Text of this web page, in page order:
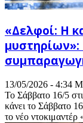
«Δελφοί: Η
μυστηρίων»:
13/05/2026 - 4:34
Το Σάββατο 16/5
κάνει το Σάββατο
το νέο